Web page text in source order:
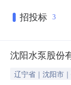
招投标 3
沈阳水泵股份
辽宁省｜沈阳市